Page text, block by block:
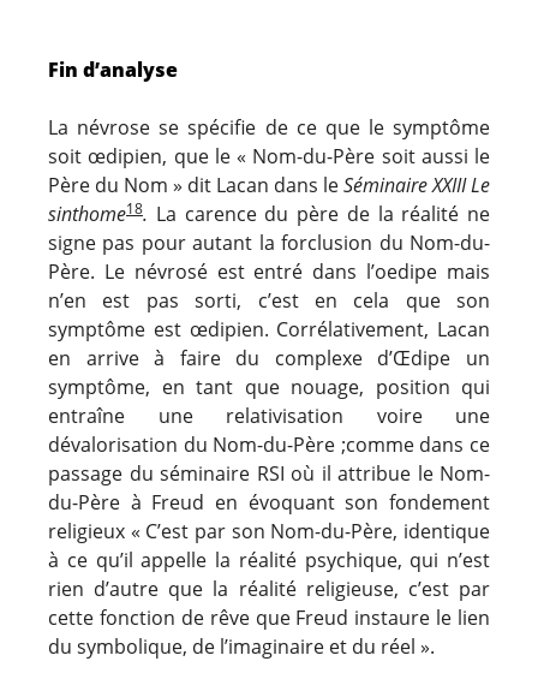
Fin d’analyse
La névrose se spécifie de ce que le symptôme
soit œdipien, que le « Nom-du-Père soit aussi le
Père du Nom » dit Lacan dans leSéminaire XXIIILe
sinthome18. La carence du père de la réalité ne
signe pas pour autant la forclusion du Nom-du-
Père. Le névrosé est entré dans l’oedipe mais
n’en est pas sorti, c’est en cela que son
symptôme est œdipien. Corrélativement, Lacan
en arrive à faire du complexe d’Œdipe un
symptôme, en tant que nouage, position qui
entraîne une relativisation voire une
dévalorisation du Nom-du-Père ;comme dans ce
passage du séminaire RSI où il attribue le Nom-
du-Père à Freud en évoquant son fondement
religieux « C’est par son Nom-du-Père, identique
à ce qu’il appelle la réalité psychique, qui n’est
rien d’autre que la réalité religieuse, c’est par
cette fonction de rêve que Freud instaure le lien
du symbolique, de l’imaginaire et du réel ».